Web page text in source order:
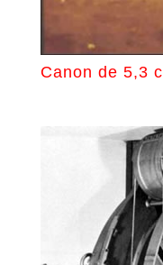
Canon de 5,3